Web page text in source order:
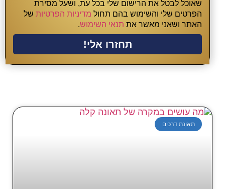
שאוכל לבטל את הרישום שלי בכל עת, ושעל מסירת
הפרטים שלי והשימוש בהם תחול מדיניות הפרטיות של
האתר ושאני מאשר את תנאי השימוש
תחזרו אלי!
תאונת דרכים